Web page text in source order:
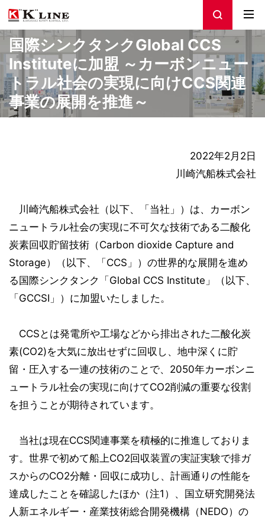
国際シンクタンクGlobal CCS
Instituteに加盟 ～カーボンニュー
トラル社会の実現に向けCCS関連
事業の展開を推進～
2022年2月2日
川崎汽船株式会社
川崎汽船株式会社（以下、「当社」）は、カーボン
ニュートラル社会の実現に不可欠な技術である二酸化
炭素回収貯留技術（Carbon dioxide Capture and
Storage）（以下、「CCS」）の世界的な展開を進め
る国際シンクタンク「Global CCS Institute」（以下、
「GCCSI」）に加盟いたしました。
CCSとは発電所や工場などから排出された二酸化炭
素(CO2)を大気に放出せずに回収し、地中深くに貯
留・圧入する一連の技術のことで、2050年カーボンニ
ュートラル社会の実現に向けてCO2削減の重要な役割
を担うことが期待されています。
当社は現在CCS関連事業を積極的に推進しておりま
す。世界で初めて船上CO2回収装置の実証実験で排ガ
スからのCO2分離・回収に成功し、計画通りの性能を
達成したことを確認したほか（注1）、国立研究開発法
人新エネルギー・産業技術総合開発機構（NEDO）の